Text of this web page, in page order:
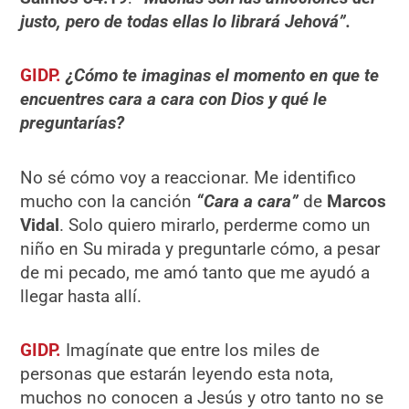
justo, pero de todas ellas lo librará Jehová”.
GIDP. ¿Cómo te imaginas el momento en que te
encuentres cara a cara con Dios y qué le
preguntarías?
No sé cómo voy a reaccionar. Me identifico
mucho con la canción “Cara a cara” de Marcos
Vidal. Solo quiero mirarlo, perderme como un
niño en Su mirada y preguntarle cómo, a pesar
de mi pecado, me amó tanto que me ayudó a
llegar hasta allí.
GIDP. Imagínate que entre los miles de
personas que estarán leyendo esta nota,
muchos no conocen a Jesús y otro tanto no se